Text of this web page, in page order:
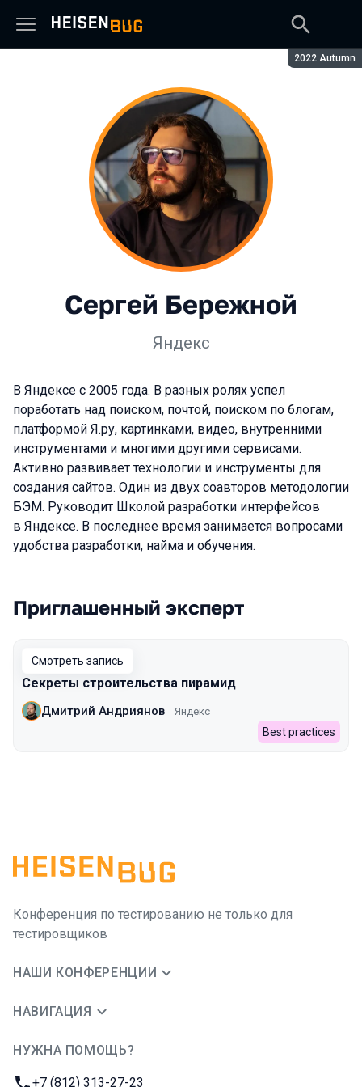
Сезон:
2022 Autumn
Сергей Бережной
Яндекс
В Яндексе с 2005 года. В разных ролях успел
поработать над поиском, почтой, поиском по блогам,
платформой Я.ру, картинками, видео, внутренними
инструментами и многими другими сервисами.
Активно развивает технологии и инструменты для
создания сайтов. Один из двух соавторов методологии
БЭМ. Руководит Школой разработки интерфейсов
в Яндексе. В последнее время занимается вопросами
удобства разработки, найма и обучения.
Выступления в сезоне 2022 Autumn
Приглашенный эксперт
Смотреть запись
Секреты строительства пирамид
Дмитрий Андриянов Яндекс
Best practices
Конференция по тестированию не только для
тестировщиков
НАШИ КОНФЕРЕНЦИИ
НАВИГАЦИЯ
НУЖНА ПОМОЩЬ?
Телефон:
+7 (812) 313-27-23